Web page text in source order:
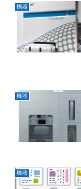
機器
機器
機器